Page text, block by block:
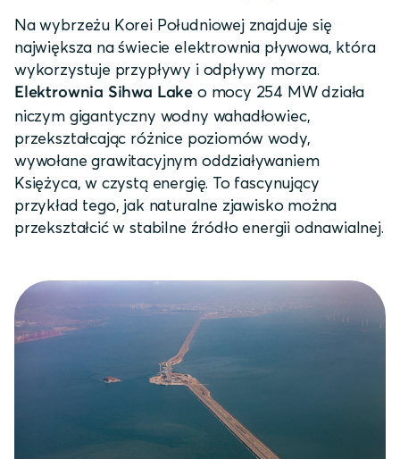
Na wybrzeżu Korei Południowej znajduje się
największa na świecie elektrownia pływowa, która
wykorzystuje przypływy i odpływy morza.
Elektrownia Sihwa Lake o mocy 254 MW działa
niczym gigantyczny wodny wahadłowiec,
przekształcając różnice poziomów wody,
wywołane grawitacyjnym oddziaływaniem
Księżyca, w czystą energię. To fascynujący
przykład tego, jak naturalne zjawisko można
przekształcić w stabilne źródło energii odnawialnej.